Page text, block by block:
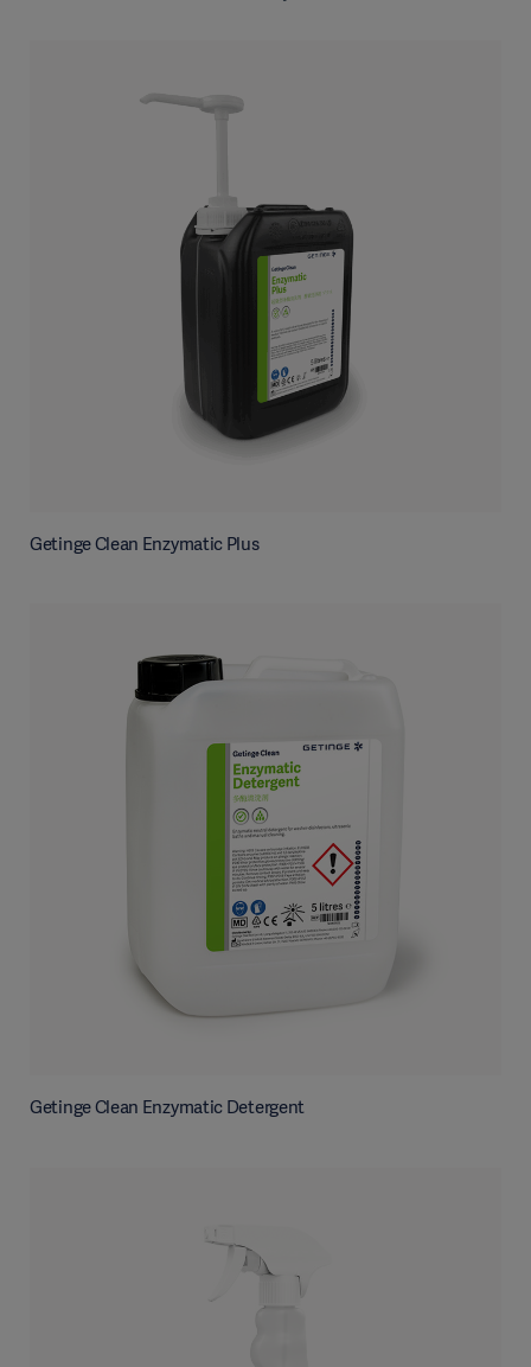
Getinge Clean Enzymatic Plus
Getinge Clean Enzymatic Detergent